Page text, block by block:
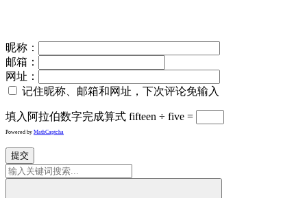
昵称：
邮箱：
网址：
记住昵称、邮箱和网址，下次评论免输入
填入阿拉伯数字完成算式 fifteen ÷ five =
Powered by MathCaptcha
提交